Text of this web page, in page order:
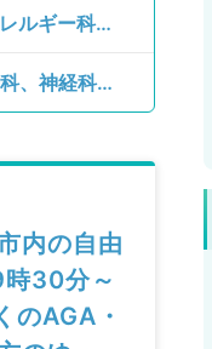
【宮城県／仙台市青葉区】土曜日／日給85,000円 ～ ／神経内科、精神科、神経科、アレルギー科、リウマチ科、小児科、整形外科、形成外科、美容外科、脳神経外科、呼吸器外科、心臓血管外科、小児外科、皮膚科、泌尿器科、産婦人科、産科、婦人科、眼科、耳鼻咽喉科、気管食道科、放射線科、リハビリテーション科、歯科、矯正歯科、歯科口腔外科、小児歯科、麻酔科、ペインクリニック、人工透析科、緩和ケア科、一般内科、循環器内科、呼吸器内科、消化器内科、内分泌・代謝内科、腎臓内科、老年内科、血液内科、外科系全般、一般外科、消化器外科、乳腺外科、総合診療科、美容皮膚科、健診・人間ドック、救急科・ＩＣＵ、病理科、基礎医学系、膠原病科、スポーツ整形外科、大腸・肛門外科、その他、産業医
【宮城県／仙台市泉区】月、火、水、木、金曜日／日給80,000円 ～ ／神経内科、精神科、神経科、心療内科、アレルギー科、リウマチ科、小児科、整形外科、形成外科、美容外科、脳神経外科、呼吸器外科、心臓血管外科、小児外科、皮膚科、泌尿器科、産婦人科、産科、婦人科、眼科、耳鼻咽喉科、気管食道科、放射線科、リハビリテーション科、麻酔科、ペインクリニック、人工透析科、緩和ケア科、一般内科、循環器内科、呼吸器内科、消化器内科、内分泌・代謝内科、腎臓内科、老年内科、血液内科、外科系全般、一般外科、消化器外科、乳腺外科、総合診療科、美容皮膚科、健診・人間ドック、救急科・ＩＣＵ、病理科、基礎医学系、膠原病科、スポーツ整形外科、大腸・肛門外科、産業医、脊髄・脊椎外科／病棟管理、救急対応、その他、その他、病棟管理
内の自由
30分～
AGA・